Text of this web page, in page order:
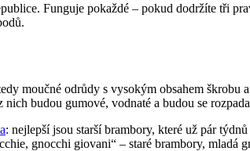
Funguje pokaždé – pokud dodržíte tři
moučné odrůdy s vysokým obsahem
budou gumové, vodnaté a budou se
: nejlepší jsou starší brambory, které už pár
gnocchi giovani“ – staré brambory, mladá